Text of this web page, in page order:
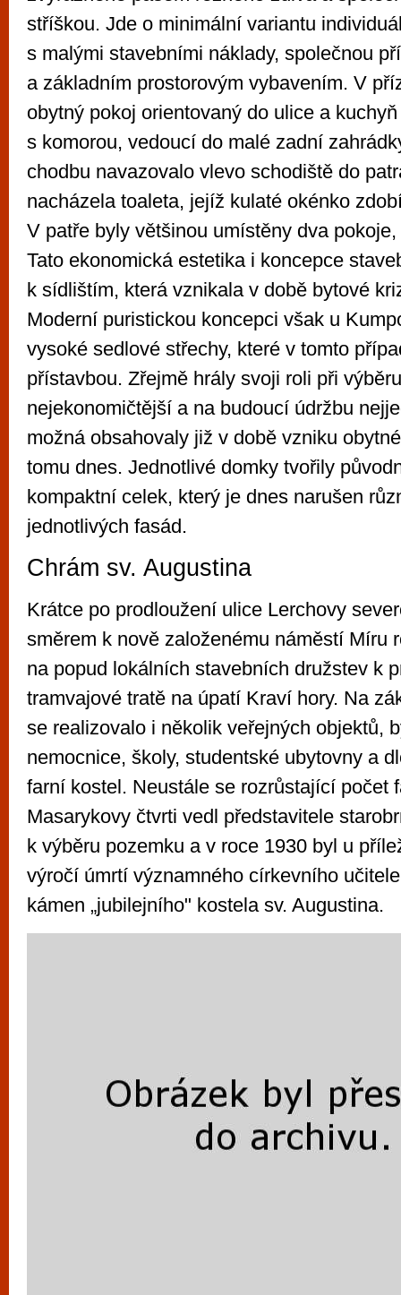
stříškou. Jde o minimální variantu
s malými stavebními náklady, společnou
a základním prostorovým vybavením. V
obytný pokoj orientovaný do ulice a
s komorou, vedoucí do malé zadní
chodbu navazovalo vlevo schodiště do
nacházela toaleta, jejíž kulaté okénko
V patře byly většinou umístěny dva
Tato ekonomická estetika i koncepce
k sídlištím, která vznikala v době bytové
Moderní puristickou koncepci však u
vysoké sedlové střechy, které v tomto
přístavbou. Zřejmě hrály svoji roli při
nejekonomičtější a na budoucí údržbu
možná obsahovaly již v době vzniku
tomu dnes. Jednotlivé domky tvořily
kompaktní celek, který je dnes narušen
jednotlivých fasád.
Chrám sv. Augustina
Krátce po prodloužení ulice Lerchovy
směrem k nově založenému náměstí Míru
na popud lokálních stavebních družstev k
tramvajové tratě na úpatí Kraví hory. Na
se realizovalo i několik veřejných objektů,
nemocnice, školy, studentské ubytovny a
farní kostel. Neustále se rozrůstající počet
Masarykovy čtvrti vedl představitele
k výběru pozemku a v roce 1930 byl u
výročí úmrtí významného církevního
kámen „jubilejního" kostela sv. Augustina.